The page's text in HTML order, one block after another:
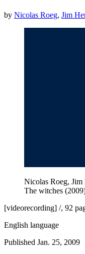
by Nicolas Roeg, Jim
Nicolas Roeg,
The witches
[videorecording] /, 92
English language
Published Jan. 25, 2009